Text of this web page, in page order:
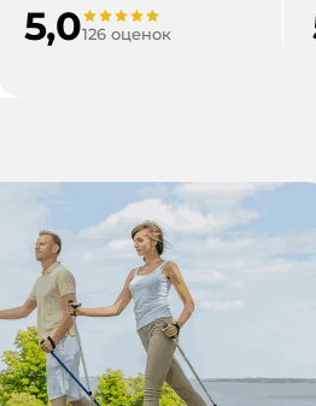
5,0126 оценок